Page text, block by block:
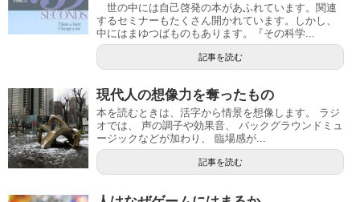
世の中には自己啓発の本があふれています。関連
するセミナーもたくさん開かれています。しかし、
中にはまゆつばものもあります。『その科学...
記事を読む
現代人の想像力を奪ったもの
本を読むときは、活字から情景を想像します。 ラジ
オでは、 声の調子や効果音、 バックグラウンドミュ
ージックなどが加わり、 臨場感が...
記事を読む